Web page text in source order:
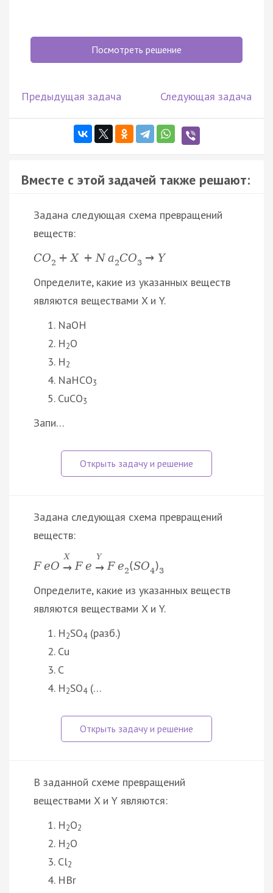
Посмотреть решение
Предыдущая задача Следующая задача
Вместе с этой задачей также решают:
Задана следующая схема превращений
веществ:
CO2 + X + N a2CO3 → Y
Определите, какие из указанных веществ
являются веществами X и Y.
NaOH
H2O
H2
NaHCO3
CuCO3
Запи…
Задана следующая схема превращений
веществ:
FeO
X
→ F e
Y
→ F e2(SO4)3
Определите, какие из указанных веществ
являются веществами X и Y.
H2SO4(разб.)
Cu
C
H2SO4(…
В заданной схеме превращений
веществами X и Y являются:
H2O2
H2O
Cl2
HBr